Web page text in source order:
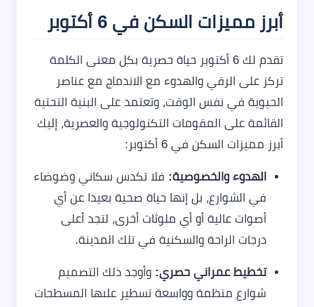
أبرز مميزات السكن في 6 أكتوبر
تقدم لك 6 أكتوبر حياة حصرية بكل معنى الكلمة
تركز على الرقي والهدوء مع الاندماج مع عناصر
الحيوية في نفس الوقت، وتعتمد على البنية التحتية
القائمة على المقومات التكنولوجية والعصرية، إليك
أبرز مميزات السكن في 6 أكتوبر:
الهدوء والخصوصية: فلا تكدس سكاني وضوضاء
في الشوارع، بل إنها حياة صحية بعيدا عن أي
أصوات عالية أو أي ملوثات أخرى، لتجد أعلى
درجات الراحة والسكنية في تلك المدينة.
تخطيط عمراني حصري: وأوجد ذلك التصميم
شوارع منظمة وواسعة تسطير علىها المسطحات